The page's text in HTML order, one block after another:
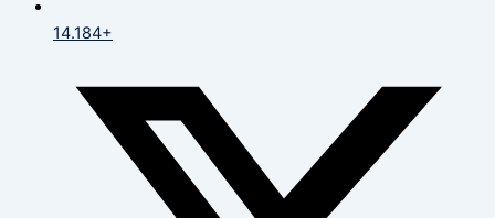
14.184+